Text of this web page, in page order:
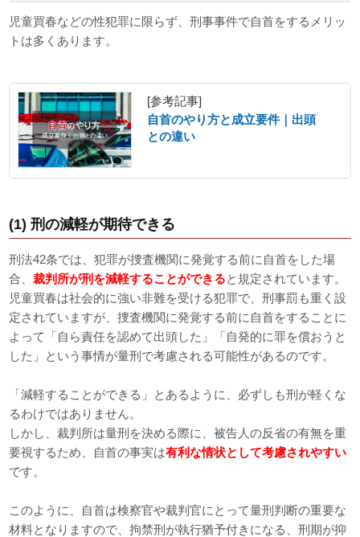
児童買春などの性犯罪に限らず、刑事事件で自首をするメリッ
トは多くあります。
[参考記事]
自首のやり方と成立要件｜出頭
との違い
(1) 刑の減軽が期待できる
刑法42条では、犯罪が捜査機関に発覚する前に自首をした場
合、裁判所が刑を減軽することができると規定されています。
児童買春は社会的に強い非難を受ける犯罪で、刑事罰も重く設
定されていますが、捜査機関に発覚する前に自首をすることに
よって「自ら責任を認めて出頭した」「自発的に罪を償おうと
した」という事情が量刑で考慮される可能性があるのです。
「減軽することができる」とあるように、必ずしも刑が軽くな
るわけではありません。
しかし、裁判所は量刑を決める際に、被告人の反省の有無を重
要視するため、自首の事実は有利な情状として考慮されやすい
です。
このように、自首は検察官や裁判官にとって量刑判断の重要な
材料となりますので、拘禁刑が執行猶予付きになる、刑期が抑